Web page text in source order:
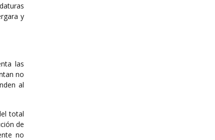
y
las
no
al
total
de
no